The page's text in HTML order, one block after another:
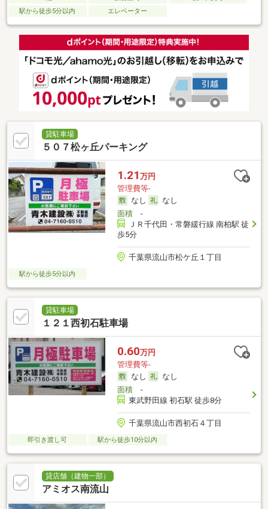
駅から徒歩5分以内
エレベーター
貸駐車場
５０７松ヶ丘パーキング
1.21 万円
管理費等-
なし
なし
面積-
ＪＲ千代田・常磐緩行線 南柏駅 徒
歩5分
千葉県流山市松ケ丘１丁目
駅から徒歩5分以内
貸駐車場
１２１西初石駐車場
0.60万円
管理費等-
なし
なし
面積-
東武野田線 初石駅 徒歩8分
千葉県流山市西初石４丁目
即引き渡し可 駅から徒歩10分以内
貸店舗（建物一部）
アミオス南流山